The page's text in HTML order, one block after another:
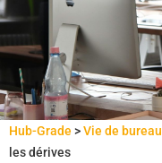
Hub-Grade >Vie de bureau
les dérives